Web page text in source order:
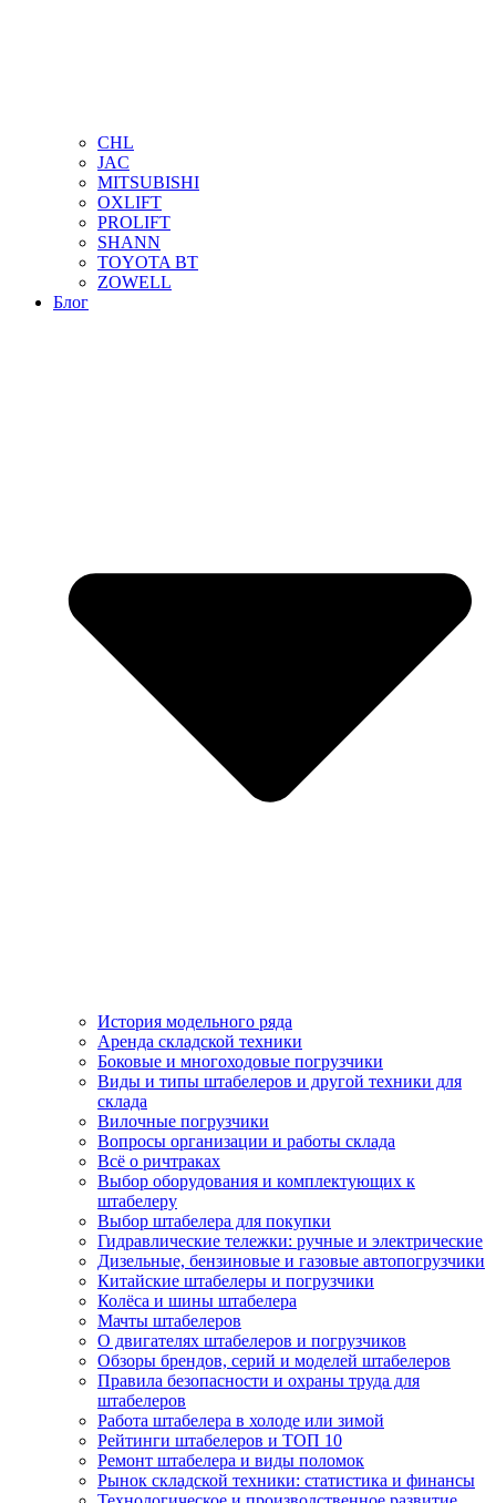
CHL
JAC
MITSUBISHI
OXLIFT
PROLIFT
SHANN
TOYOTA BT
ZOWELL
Блог
История модельного ряда
Аренда складской техники
Боковые и многоходовые погрузчики
Виды и типы штабелеров и другой техники для
склада
Вилочные погрузчики
Вопросы организации и работы склада
Всё о ричтраках
Выбор оборудования и комплектующих к
штабелеру
Выбор штабелера для покупки
Гидравлические тележки: ручные и электрические
Дизельные, бензиновые и газовые автопогрузчики
Китайские штабелеры и погрузчики
Колёса и шины штабелера
Мачты штабелеров
О двигателях штабелеров и погрузчиков
Обзоры брендов, серий и моделей штабелеров
Правила безопасности и охраны труда для
штабелеров
Работа штабелера в холоде или зимой
Рейтинги штабелеров и ТОП 10
Ремонт штабелера и виды поломок
Рынок складской техники: статистика и финансы